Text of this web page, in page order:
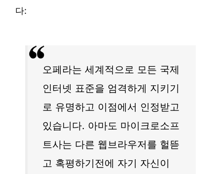
다:
오페라는 세계적으로 모든 국제
인터넷 표준을 엄격하게 지키기
로 유명하고 이점에서 인정받고
있습니다. 아마도 마이크로소프
트사는 다른 웹브라우저를 헐뜯
고 혹평하기전에 자기 자신이